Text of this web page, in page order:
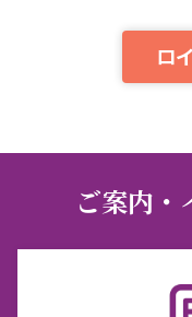
ロ
ご案内・